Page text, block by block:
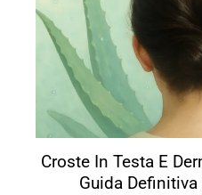
Croste In Testa E
Guida